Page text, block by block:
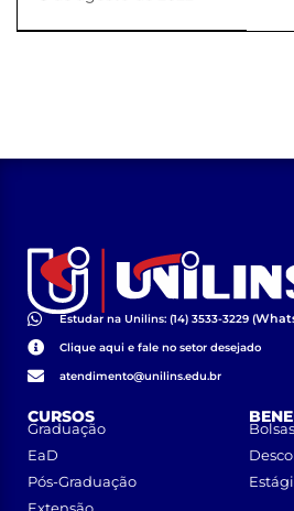
Gratidão do Grou
Estudar na Unilins: (14) 3533-3229 (
Clique aqui e fale no setor desejado
atendimento@unilins.edu.br
CURSOS
Graduação
EaD
Pós-Graduação
Bolsas